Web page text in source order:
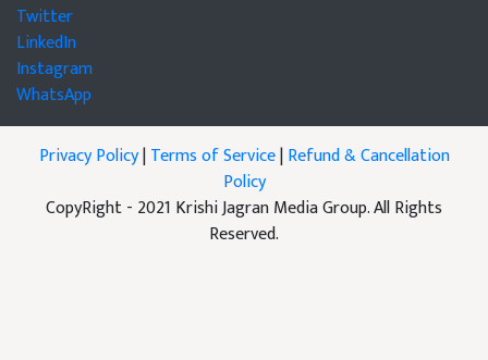
Twitter
LinkedIn
Instagram
WhatsApp
Privacy Policy|Terms of Service|Refund & Cancellation
Policy
CopyRight - 2021 Krishi Jagran Media Group. All Rights
Reserved.